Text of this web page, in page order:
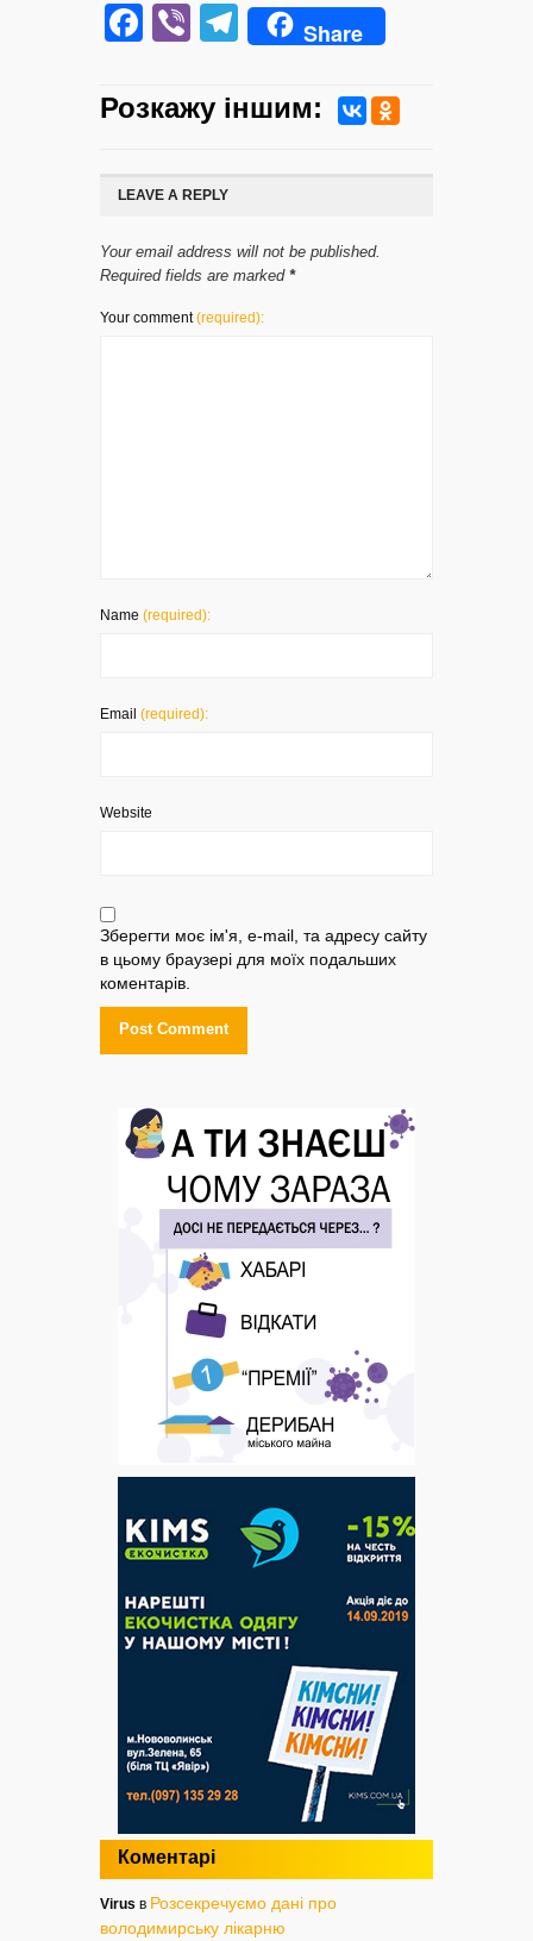
Facebook
ViberTelegram
Share
Розкажу iншим:
LEAVE A REPLY
Your email address will not be published.
Required fields are marked *
Your comment(required):
Name (required):
Email (required):
Website
Зберегти моє ім'я, e-mail, та адресу сайту
в цьому браузері для моїх подальших
коментарів.
Коментарі
Virus в Розсекречуємо дані про
володимирську лікарню